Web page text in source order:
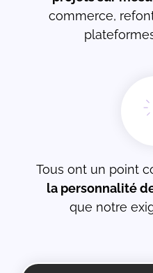
commerce,
Tous ont un point
la personnalité
que notre